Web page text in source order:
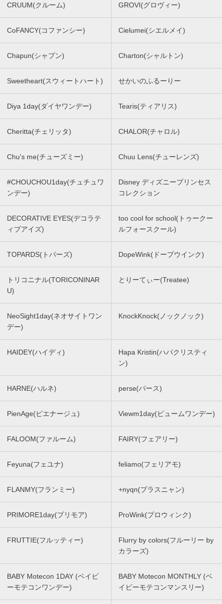
CRUUM(クルーム) GROVI(グロヴィー)
CoFANCY(コファンシー) Cielumei(シエルメイ)
Chapun(シャプン) Charton(シャルトン)
Sweetheart(スウィートハート) せかいのふるーりー
Diya 1day(ダイヤワンデー) Tearis(ティアリス)
Cheritta(チェリッタ) CHALOR(チャロル)
Chu's me(チューズミー) Chuu Lens(チューレンズ)
#CHOUCHOU1day(チュチュワ
ンデー)
Disney ディズニープリンセス
コレクション
DECORATIVE EYES(デコラテ
ィブアイズ)
too cool for school(トゥークー
ルフォースクール)
TOPARDS(トパーズ) DopeWink(ドープウインク)
トリコニナル(TORICONINAR
U)
とりーてぃー(Treatee)
NeoSight1day(ネオサイトワン
デー)
KnockKnock(ノックノック)
HAIDEY(ハイディ)
Hapa Kristin(ハパクリスティ
ン)
HARNE(ハルネ) perse(パース)
PienAge(ピエナージュ) Viewm1day(ビュームワンデー)
FALOOM(ファルーム) FAIRY(フェアリー)
Feyuna(フェユナ) feliamo(フェリアモ)
FLANMY(フランミー) +nyqn(プラスニャン)
PRIMORE1day(プリモア) ProWink(プロウィンク)
FRUTTIE(フルッティー)
Flurry by colors(フルーリー by
カラーズ)
BABY Motecon 1DAY (ベイビ
ーモテコンワンデー)
BABY Motecon MONTHLY (ベ
イビーモテコンマンスリー)